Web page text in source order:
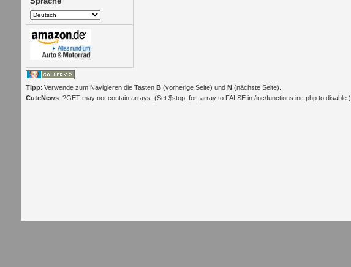
Tipp: Verwende zum Navigieren die Tasten B(vorherige Seite) und N(nächste Seite).
CuteNews: ?GET may not contain arrays. (Set $stop_for_array to FALSE in /inc/functions.inc.php to disable.)